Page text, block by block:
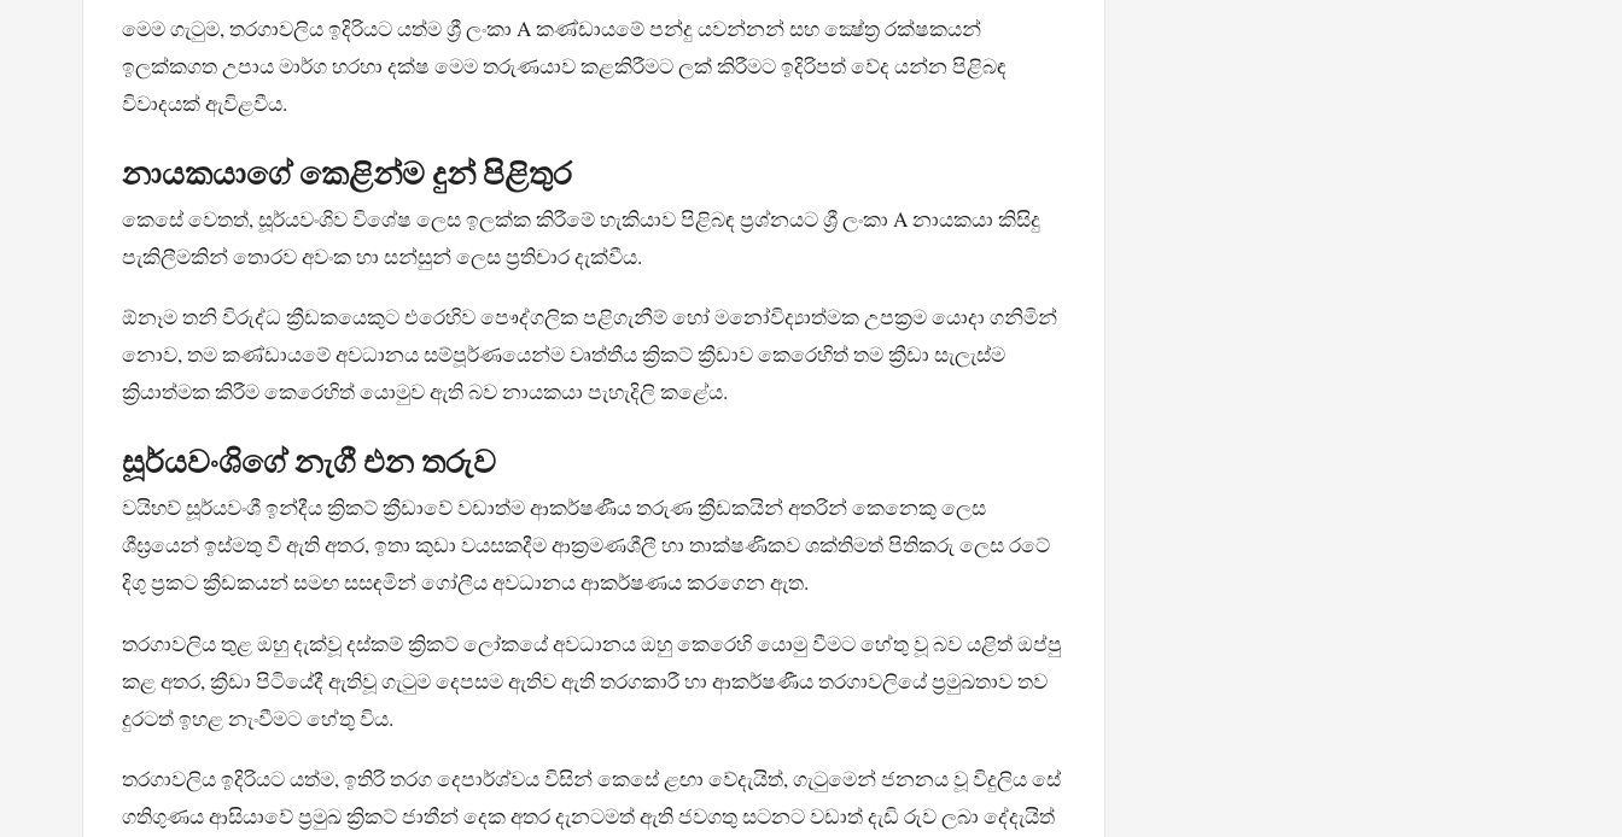
මෙම ගැටුම, තරගාවලිය ඉදිරියට යත්ම ශ්‍රී ලංකා A කණ්ඩායමේ පන්දු යවන්නන් සහ ක්‍ෂේත්‍ර රක්ෂකයන්
ඉලක්කගත උපාය මාර්ග හරහා දක්ෂ මෙම තරුණයාව කළකිරීමට ලක් කිරීමට ඉදිරිපත් වේද යන්න පිළිබඳ
විවාදයක් ඇවිළවීය.
නායකයාගේ කෙළින්ම දුන් පිළිතුර
කෙසේ වෙතත්, සූර්යවංශිව විශේෂ ලෙස ඉලක්ක කිරීමේ හැකියාව පිළිබඳ ප්‍රශ්නයට ශ්‍රී ලංකා A නායකයා කිසිදු
පැකිලීමකින් තොරව අවංක හා සන්සුන් ලෙස ප්‍රතිචාර දැක්වීය.
ඕනෑම තනි විරුද්ධ ක්‍රීඩකයෙකුට එරෙහිව පෞද්ගලික පළිගැනීම් හෝ මනෝවිද්‍යාත්මක උපක්‍රම යොදා ගනිමින්
නොව, තම කණ්ඩායමේ අවධානය සම්පූර්ණයෙන්ම වෘත්තීය ක්‍රිකට් ක්‍රීඩාව කෙරෙහිත් තම ක්‍රීඩා සැලැස්ම
ක්‍රියාත්මක කිරීම කෙරෙහිත් යොමුව ඇති බව නායකයා පැහැදිලි කළේය.
සූර්යවංශිගේ නැගී එන තරුව
වයිභව් සූර්යවංශී ඉන්දීය ක්‍රිකට් ක්‍රීඩාවේ වඩාත්ම ආකර්ෂණීය තරුණ ක්‍රීඩකයින් අතරින් කෙනෙකු ලෙස
ශීඝ්‍රයෙන් ඉස්මතු වී ඇති අතර, ඉතා කුඩා වයසකදීම ආක්‍රමණශීලී හා තාක්ෂණිකව ශක්තිමත් පිතිකරු ලෙස රටේ
දිගු ප්‍රකට ක්‍රීඩකයන් සමඟ සසඳමින් ගෝලීය අවධානය ආකර්ෂණය කරගෙන ඇත.
තරගාවලිය තුළ ඔහු දැක්වූ දස්කම් ක්‍රිකට් ලෝකයේ අවධානය ඔහු කෙරෙහි යොමු වීමට හේතු වූ බව යළිත් ඔප්පු
කළ අතර, ක්‍රීඩා පිටියේදී ඇතිවූ ගැටුම දෙපසම ඇතිව ඇති තරගකාරී හා ආකර්ෂණීය තරගාවලියේ ප්‍රමුඛතාව තව
දුරටත් ඉහළ නැංවීමට හේතු විය.
තරගාවලිය ඉදිරියට යත්ම, ඉතිරි තරග දෙපාර්ශ්වය විසින් කෙසේ ළඟා වේදැයිත්, ගැටුමෙන් ජනනය වූ විදුලිය සේ
ගතිගුණය ආසියාවේ ප්‍රමුඛ ක්‍රිකට් ජාතීන් දෙක අතර දැනටමත් ඇති ජවගතු සටනට ​​වඩාත් දැඩි රුව ලබා දේදැයිත්